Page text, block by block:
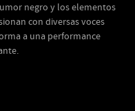
negro y los elementos
con diversas voces
a una performance